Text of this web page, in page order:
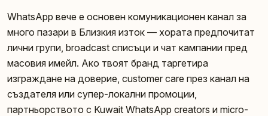
WhatsApp вече е основен комуникационен канал за
много пазари в Близкия изток — хората предпочитат
лични групи, broadcast списъци и чат кампании пред
масовия имейл. Ако твоят бранд таргетира
изграждане на доверие, customer care през канал на
създателя или супер-локални промоции,
партньорството с Kuwait WhatsApp creators и micro-